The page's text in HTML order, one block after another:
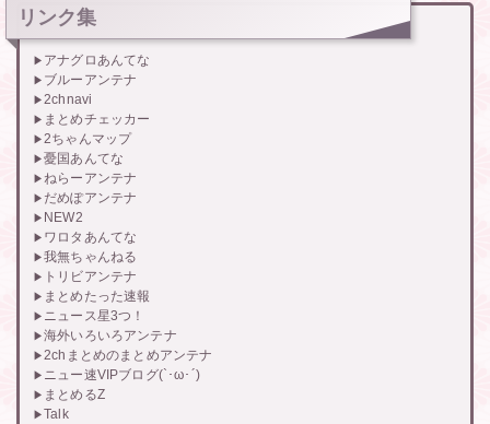
リンク集
アナグロあんてな
ブルーアンテナ
2chnavi
まとめチェッカー
2ちゃんマップ
憂国あんてな
ねらーアンテナ
だめぽアンテナ
NEW2
ワロタあんてな
我無ちゃんねる
トリビアンテナ
まとめたった速報
ニュース星3つ！
海外いろいろアンテナ
2chまとめのまとめアンテナ
ニュー速VIPブログ(`･ω･´)
まとめるZ
Talk